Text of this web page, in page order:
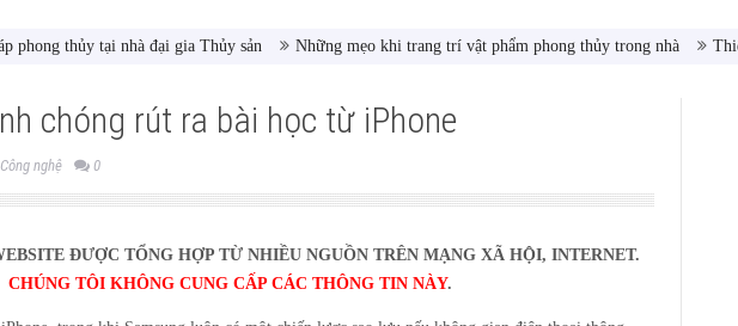
phong thủy tại nhà đại gia Thủy sản Những mẹo khi trang trí vật phẩm phong thủy trong nhà
chóng rút ra bài học từ iPhone
Công nghệ 0
ĐƯỢC TỔNG HỢP TỪ NHIỀU NGUỒN TRÊN MẠNG XÃ HỘI, INTERNET.
CHÚNG TÔI KHÔNG CUNG CẤP CÁC THÔNG TIN NÀY.